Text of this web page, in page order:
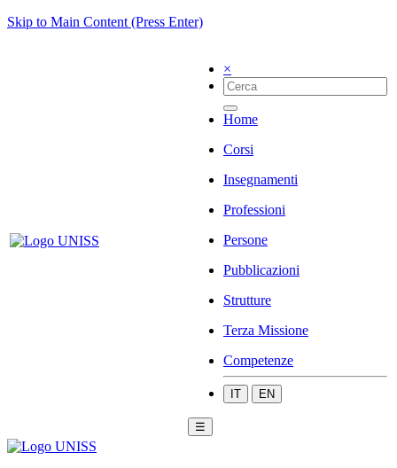
Skip to Main Content (Press Enter)
×
Home
Corsi
Insegnamenti
Professioni
Persone
Pubblicazioni
Strutture
Terza Missione
Competenze
IT EN
☰